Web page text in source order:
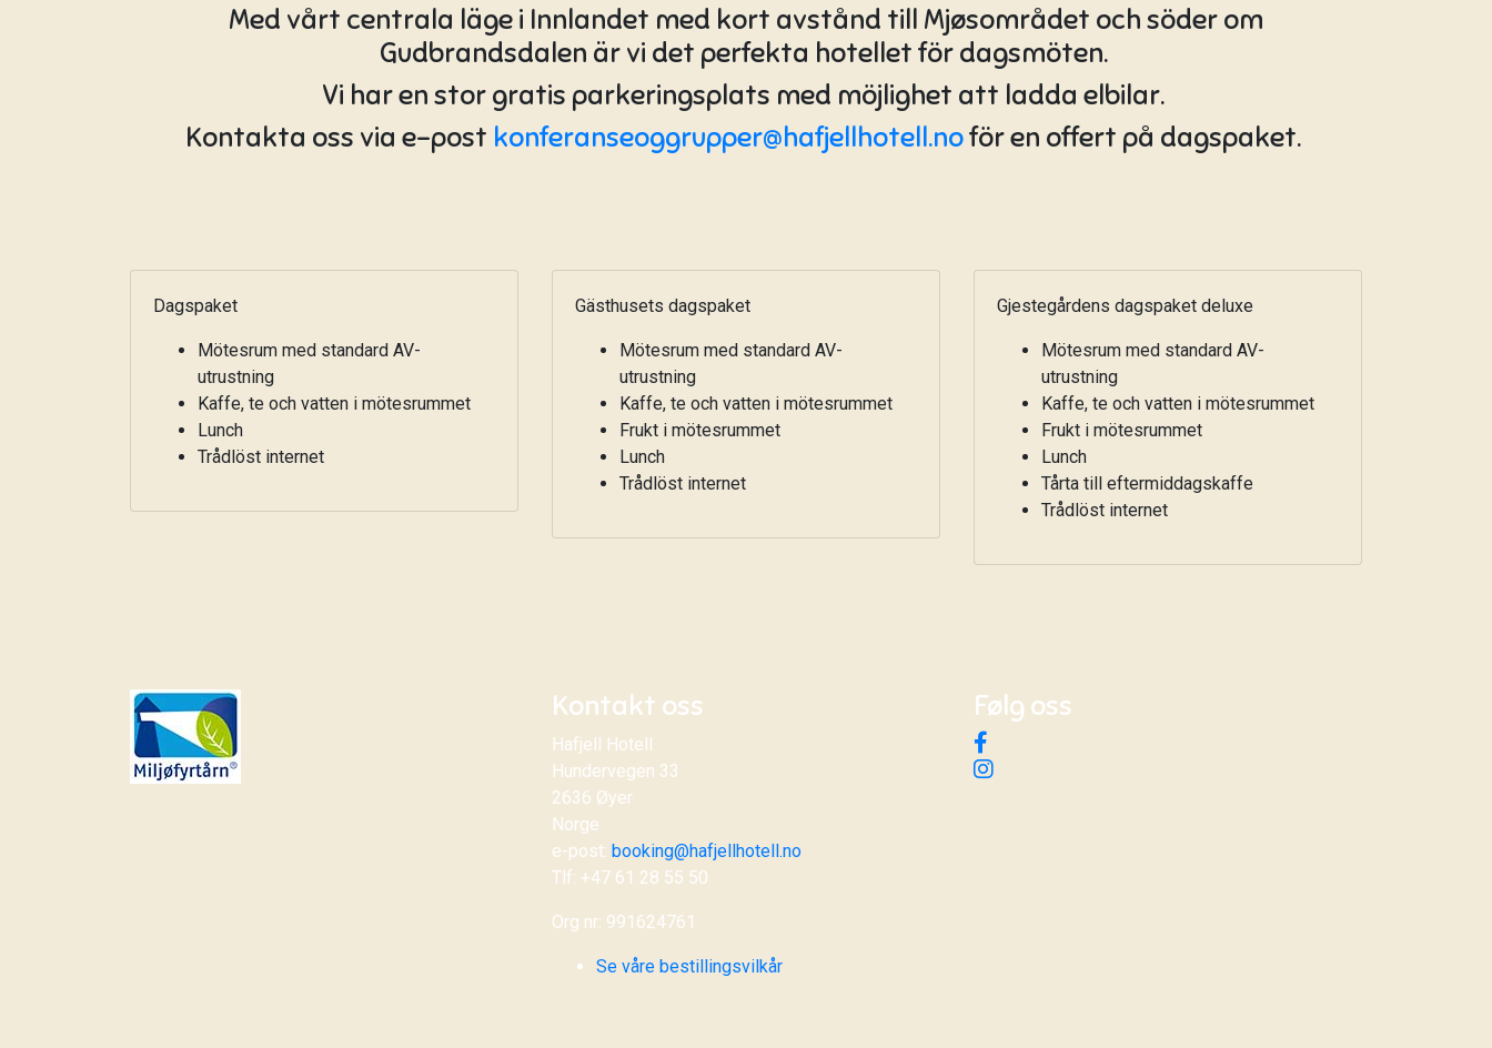
Med vårt centrala läge i Innlandet med kort avstånd till Mjøsområdet och söder om
Gudbrandsdalen är vi det perfekta hotellet för dagsmöten.
Vi har en stor gratis parkeringsplats med möjlighet att ladda elbilar.
Kontakta oss via e-post konferanseoggrupper@hafjellhotell.noför en offert på dagspaket.
Dagspaket
Mötesrum med standard AV-
utrustning
Kaffe, te och vatten i mötesrummet
Lunch
Trådlöst internet
Gästhusets dagspaket
Mötesrum med standard AV-
utrustning
Kaffe, te och vatten i mötesrummet
Frukt i mötesrummet
Lunch
Trådlöst internet
Gjestegårdens dagspaket deluxe
Mötesrum med standard AV-
utrustning
Kaffe, te och vatten i mötesrummet
Frukt i mötesrummet
Lunch
Tårta till eftermiddagskaffe
Trådlöst internet
Kontakt oss
Hafjell Hotell
Hundervegen 33
2636 Øyer
Norge
e-post: booking@hafjellhotell.no
Tlf: +47 61 28 55 50
Org nr: 991624761
Se våre bestillingsvilkår
Følg oss